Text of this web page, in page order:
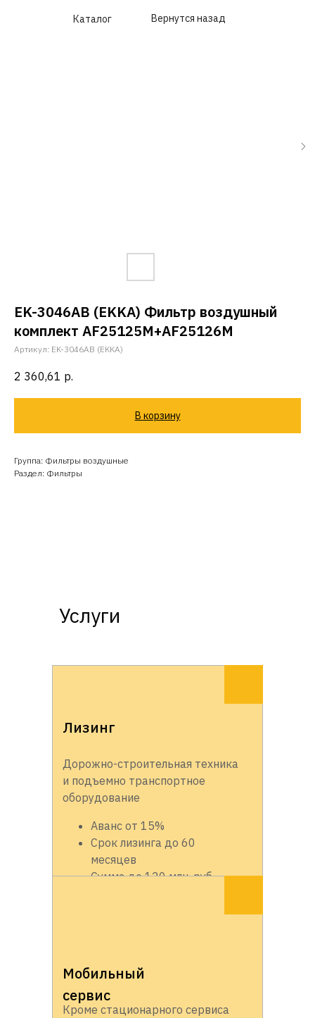
Каталог Вернутся назад
EK-3046AB (EKKA) Фильтр воздушный
комплект AF25125M+AF25126M
Артикул: EK-3046AB (EKKA)
2 360,61 р.
В корзину
Группа: Фильтры воздушные
Раздел: Фильтры
Услуги
Лизинг
Дорожно-строительная техника
и подъемно транспортное
оборудование
Аванс от 15%
Срок лизинга до 60
месяцев
Сумма до 120 млн. руб.
Мобильный
сервис
Кроме стационарного сервиса